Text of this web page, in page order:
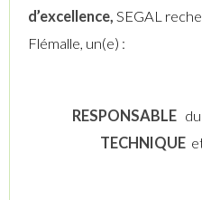
d’excellence, SEGAL
Flémalle, un(e) :
RESPONSABLE du
TECHNIQUE